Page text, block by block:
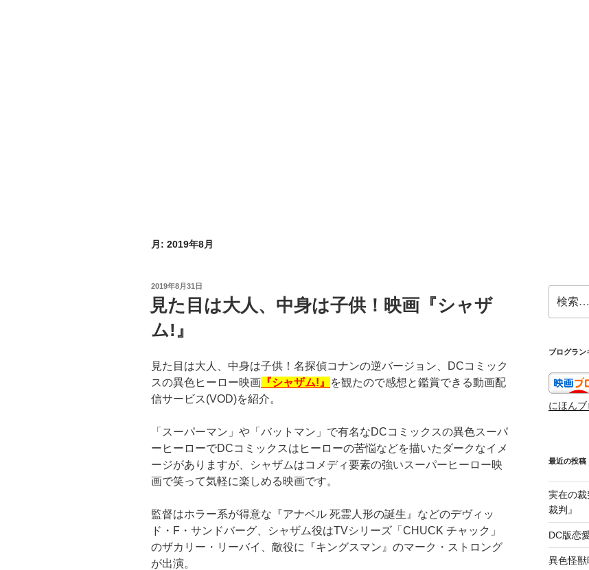
月: 2019年8月
投
稿
日:
2019年8月31日
見た目は大人、中身は子供！映画『シャザ
ム!』
見た目は大人、中身は子供！名探偵コナンの逆バージョン、DCコミック
スの異色ヒーロー映画 『シャザム!』
を観たので感想と鑑賞できる動画配
信サービス(VOD)を紹介。
「スーパーマン」や「バットマン」で有名なDCコミックスの異色スーパ
ーヒーローでDCコミックスはヒーローの苦悩などを描いたダークなイメ
ージがありますが、シャザムはコメディ要素の強いスーパーヒーロー映
画で笑って気軽に楽しめる映画です。
監督はホラー系が得意な『アナベル 死霊人形の誕生』などのデヴィッ
ド・F・サンドバーグ、シャザム役はTVシリーズ「CHUCK チャック」
のザカリー・リーバイ、敵役に『キングスマン』のマーク・ストロング
が出演。
索:
ブログラン
にほん
最近の投稿
実在の
裁判』
DC版恋
異色怪獣